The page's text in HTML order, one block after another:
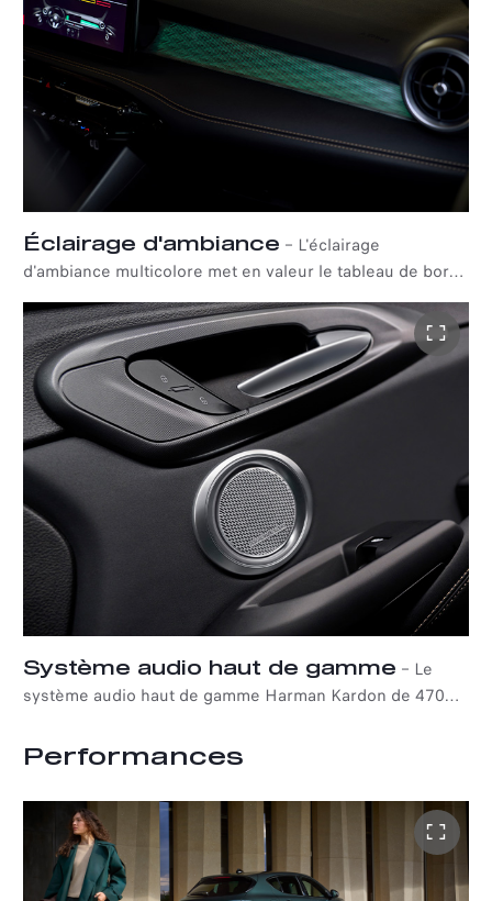
personnalisées en fonction de vos besoins de conduite.
Éclairage d'ambiance – L'éclairage
d'ambiance multicolore met en valeur le tableau de bord
de l'Alfa Romeo Tonale, lui conférant profondeur et
élégance moderne.
Système audio haut de gamme – Le
système audio haut de gamme Harman Kardon de 470
vous enveloppe d'un son puissant et parfait.
Performances